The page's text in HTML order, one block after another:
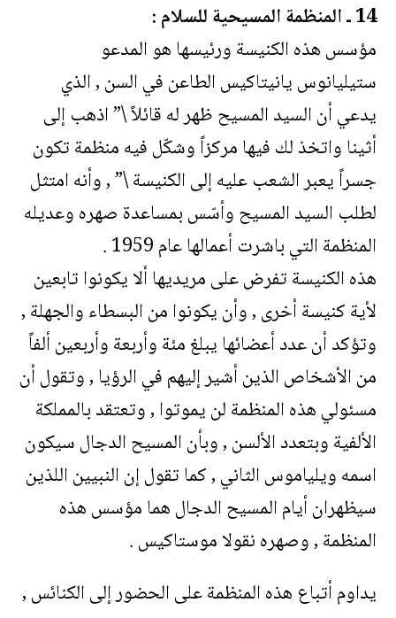
14 ـ المنظمة المسيحية للسلام :
مؤسس هذه الكنيسة ورئيسها هو المدعو
ستيليانوس يانيتاكيس الطاعن في السن , الذي
يدعي أن السيد المسيح ظهر له قائلاً \” اذهب إلى
أثينا واتخذ لك فيها مركزاً وشكّل فيه منظمة تكون
جسراً يعبر الشعب عليه إلى الكنيسة \” , وأنه امتثل
لطلب السيد المسيح وأسّس بمساعدة صهره وعديله
المنظمة التي باشرت أعمالها عام 1959 .
هذه الكنيسة تفرض على مريديها ألا يكونوا تابعين
لأية كنيسة أخرى , وأن يكونوا من البسطاء والجهلة ,
وتؤكد أن عدد أعضائها يبلغ مئة وأربعة وأربعين ألفاً
من الأشخاص الذين أشير إليهم في الرؤيا , وتقول أن
مسئولي هذه المنظمة لن يموتوا , وتعتقد بالمملكة
الألفية وبتعدد الألسن , وبأن المسيح الدجال سيكون
اسمه ويلياموس الثاني , كما تقول إن النبيين اللذين
سيظهران أيام المسيح الدجال هما مؤسس هذه
المنظمة , وصهره نقولا موستاكيس .
يداوم أتباع هذه المنظمة على الحضور إلى الكنائس ,